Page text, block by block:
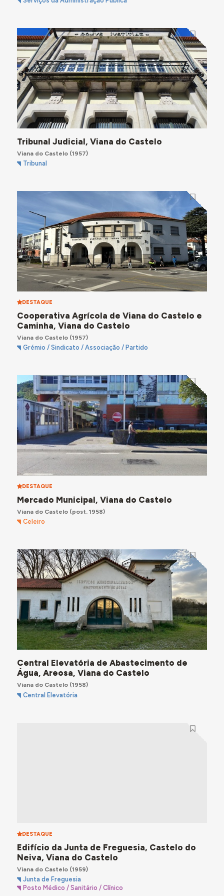
Tribunal Judicial, Viana do Castelo
Viana do Castelo(1957)
Tribunal
DESTAQUE
Cooperativa Agrícola de Viana do Castelo e
Caminha, Viana do Castelo
Viana do Castelo(1957)
Grémio / Sindicato / Associação / Partido
DESTAQUE
Mercado Municipal, Viana do Castelo
Viana do Castelo(post. 1958)
Celeiro
Central Elevatória de Abastecimento de
Água, Areosa, Viana do Castelo
Viana do Castelo(1958)
Central Elevatória
DESTAQUE
Edifício da Junta de Freguesia, Castelo do
Neiva, Viana do Castelo
Viana do Castelo(1959)
Junta de Freguesia
Posto Médico / Sanitário / Clínico